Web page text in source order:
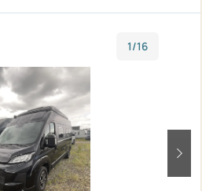
1/16